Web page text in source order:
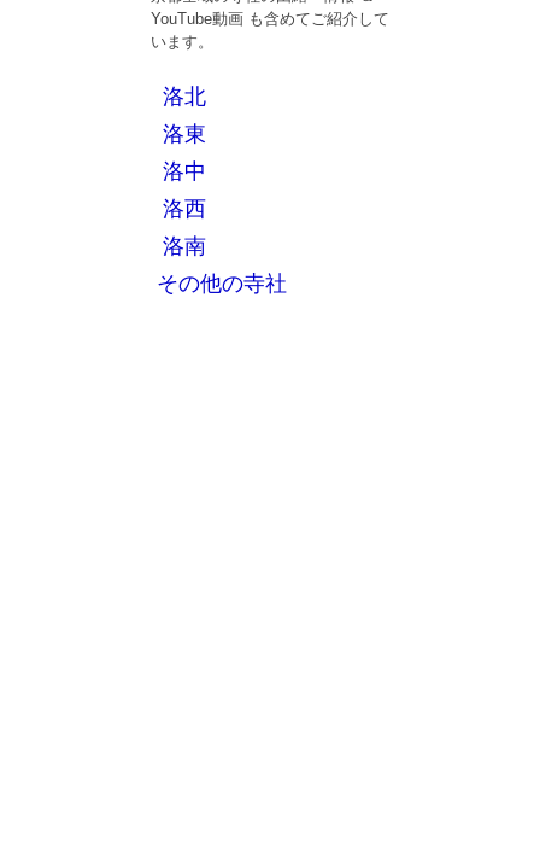
YouTube動画 も含めてご紹介して
います。
洛北
洛東
洛中
洛西
洛南
その他の寺社